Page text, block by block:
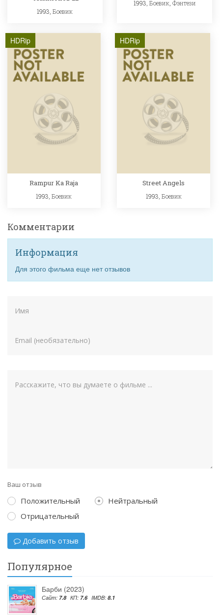
1993,Боевик
1993, Боевик, Фэнтези
HDRip
Rampur Ka Raja
1993,Боевик
HDRip
Street Angels
1993, Боевик
Комментарии
Информация
Для этого фильма еще нет отзывов
Ваш отзыв
Положительный
Нейтральный
Отрицательный
Добавить отзыв
Популярное
Барби (2023)
Сайт: 7.8 КП: 7.6 IMDB: 8.1